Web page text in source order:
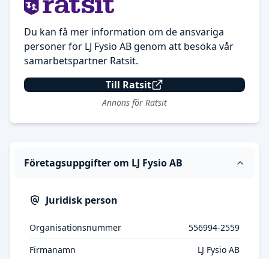
Du kan få mer information om de ansvariga
personer för LJ Fysio AB genom att besöka vår
samarbetspartner Ratsit.
Till Ratsit
Annons för Ratsit
Företagsuppgifter om LJ Fysio AB
Juridisk person
Organisationsnummer
556994-2559
Firmanamn
LJ Fysio AB